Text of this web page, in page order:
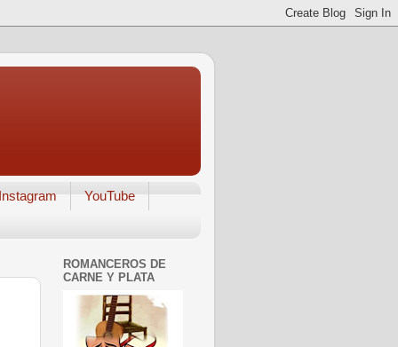
YouTube
ROMANCEROS DE
CARNE Y PLATA